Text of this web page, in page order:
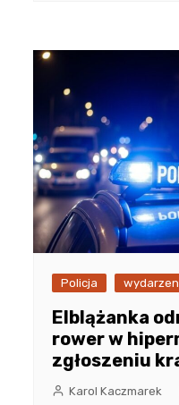
Policja
Elblążanka
rower w
zgłoszeniu
Karol Kaczmarek